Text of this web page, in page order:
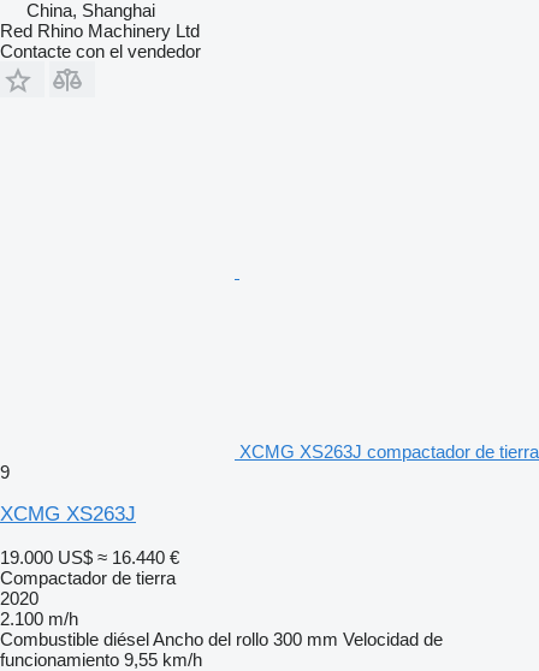
China, Shanghai
Red Rhino Machinery Ltd
Contacte con el vendedor
XCMG XS263J compactador de tierra
9
XCMG XS263J
19.000 US$ ≈ 16.440 €
Compactador de tierra
2020
2.100 m/h
Combustible diéselAncho del rollo 300 mm Velocidad de
funcionamiento 9,55 km/h